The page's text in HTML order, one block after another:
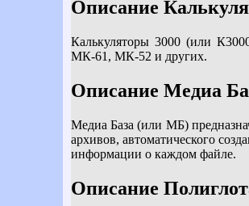
Описание
Калькуляторы 3000 (или
МК-61, МК-52 и других.
Описание Медиа
Медиа База (или МБ)
архивов, автоматического
информации о каждом файле.
Описание